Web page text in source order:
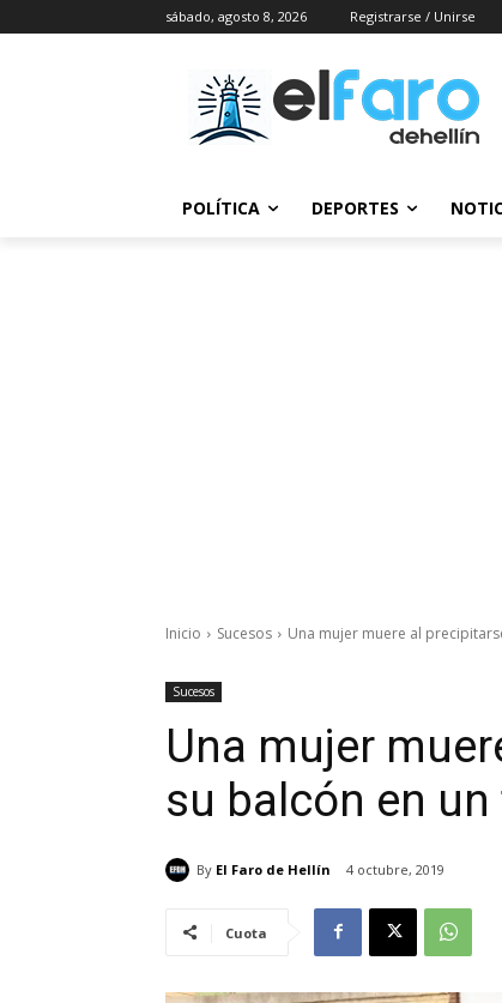
sábado, agosto 8, 2026 Registrarse / Unirse
POLÍTICA DEPORTES
Inicio Sucesos Una mujer muere al
Sucesos
Una mujer
su balcón en
By El Faro de Hellín 4 octubre, 2019
Cuota